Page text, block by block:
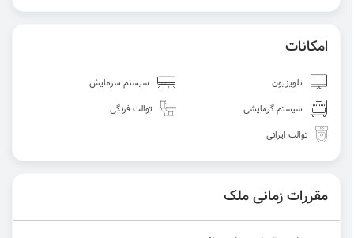
امکانات
تلویزیون
سیستم سرمایش
سیستم گرمایشی
توالت فرنگی
توالت ایرانی
مقررات زمانی ملک